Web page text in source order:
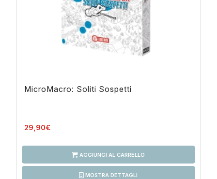
MicroMacro: Soliti Sospetti
29,90€
AGGIUNGI AL CARRELLO
MOSTRA DETTAGLI